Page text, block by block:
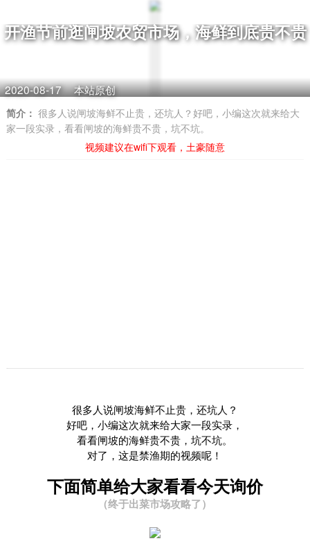
开渔节前逛闸坡农贸市场，海鲜到底贵不贵
2020-08-17 本站原创
简介： 很多人说闸坡海鲜不止贵，还坑人？好吧，小编这次就来给大
家一段实录，看看闸坡的海鲜贵不贵，坑不坑。
视频建议在wifi下观看，土豪随意
很多人说闸坡海鲜不止贵，还坑人？
好吧，小编这次就来给大家一段实录，
看看闸坡的海鲜贵不贵，坑不坑。
对了，这是禁渔期的视频呢！
下面简单给大家看看今天询价
（终于出菜市场攻略了）